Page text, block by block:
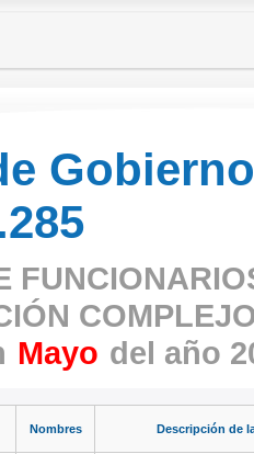
Mayo del año
Nombres Descripción de